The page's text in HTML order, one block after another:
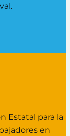
Estatal para la
en